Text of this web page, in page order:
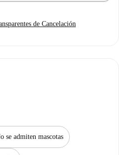
de Cancelación
se admiten mascotas